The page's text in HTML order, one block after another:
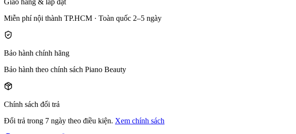
Giao hàng & lắp đặt
Miễn phí nội thành TP.HCM · Toàn quốc 2–5 ngày
Bảo hành chính hãng
Bảo hành theo chính sách Piano Beauty
Chính sách đổi trả
Đổi trả trong 7 ngày theo điều kiện. Xem chính sách